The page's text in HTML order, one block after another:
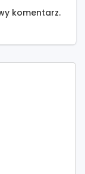
komentarz.